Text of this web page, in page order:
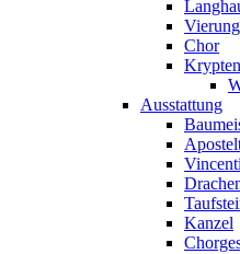
Chor
Krypten
Ausstattung
Kanzel